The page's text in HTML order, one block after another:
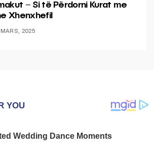
– Si të Përdorni Kurat me
Xhenxhefil
2025